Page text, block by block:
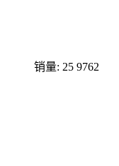
销量: 25 9762